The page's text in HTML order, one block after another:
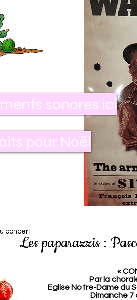
Les paparazzis :
concert
pour Noël
sonores ici
«
Par la
Eglise Notre-Dame du
Dimanche 7